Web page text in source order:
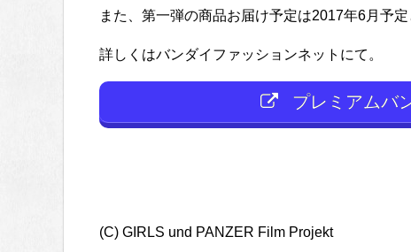
また、第一弾の商品お届け予定は2017年6月予定
詳しくはバンダイファッションネットにて。
プレミアムバ
(C) GIRLS und PANZER Film Projekt